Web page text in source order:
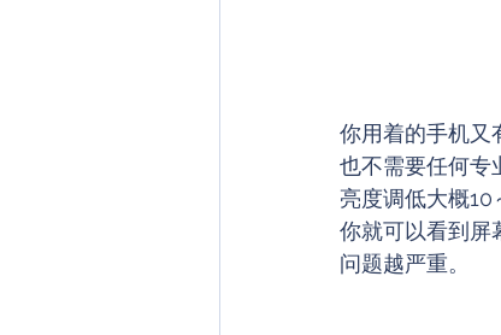
你用着的手机又
也不需要任何专
亮度调低大概
你就可以看到屏
问题越严重。